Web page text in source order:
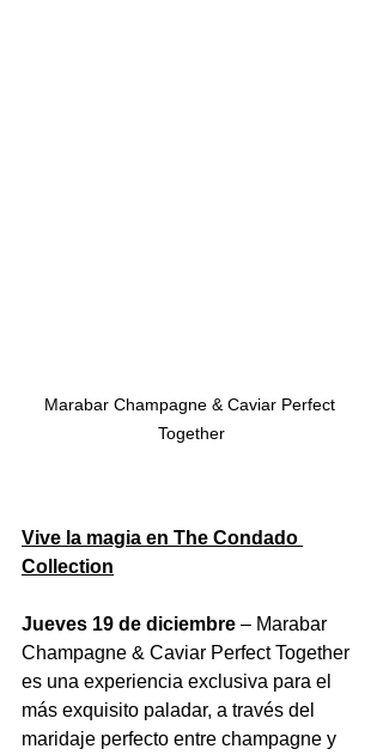
Marabar Champagne & Caviar Perfect
Together
Vive la magia en The Condado
Collection
Jueves 19 de diciembre – Marabar
Champagne & Caviar Perfect Together
es una experiencia exclusiva para el
más exquisito paladar, a través del
maridaje perfecto entre champagne y